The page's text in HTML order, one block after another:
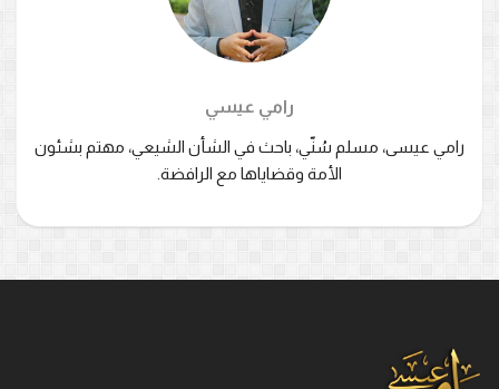
رامي عيسي
رامي عيسى، مسلم سُنّي، باحث في الشأن الشيعي، مهتم بشئون
الأمة وقضاياها مع الرافضة.